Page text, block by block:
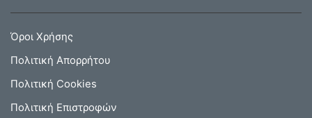
Όροι Χρήσης
Πολιτική Απορρήτου
Πολιτική Cookies
Πολιτική Επιστροφών